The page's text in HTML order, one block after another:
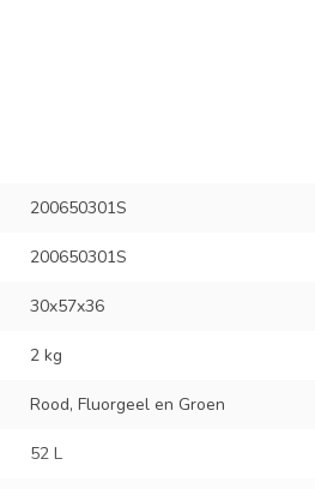
200650301S
200650301S
30x57x36
2 kg
Rood, Fluorgeel en Groen
52 L